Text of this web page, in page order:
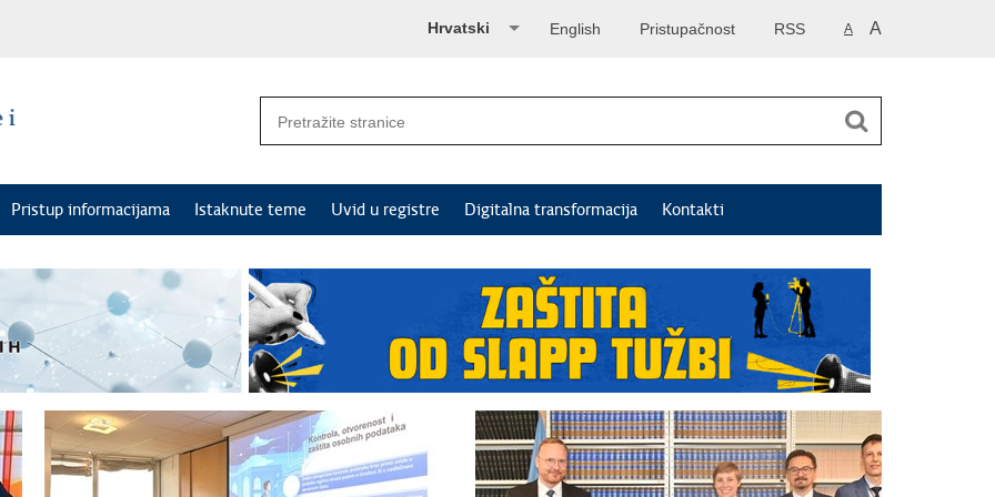
A A
RSS
Pristupačnost
English
Hrvatski
Pristup informacijama Istaknute teme Uvid u registre Digitalna transformacija Kontakti